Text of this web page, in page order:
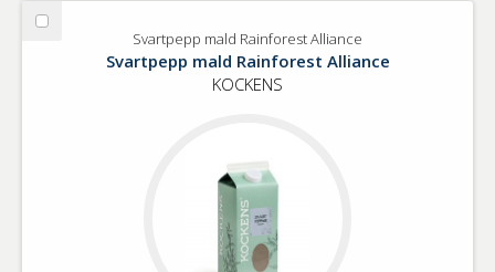
Välj
Svartpepp mald Rainforest Alliance
Svartpepp mald Rainforest Alliance
KOCKENS